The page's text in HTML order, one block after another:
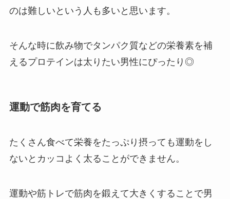
のは難しいという人も多いと思います。
そんな時に飲み物でタンパク質などの栄養素を補
えるプロテインは太りたい男性にぴったり◎
運動で筋肉を育てる
たくさん食べて栄養をたっぷり摂っても運動をし
ないとカッコよく太ることができません。
運動や筋トレで筋肉を鍛えて大きくすることで男